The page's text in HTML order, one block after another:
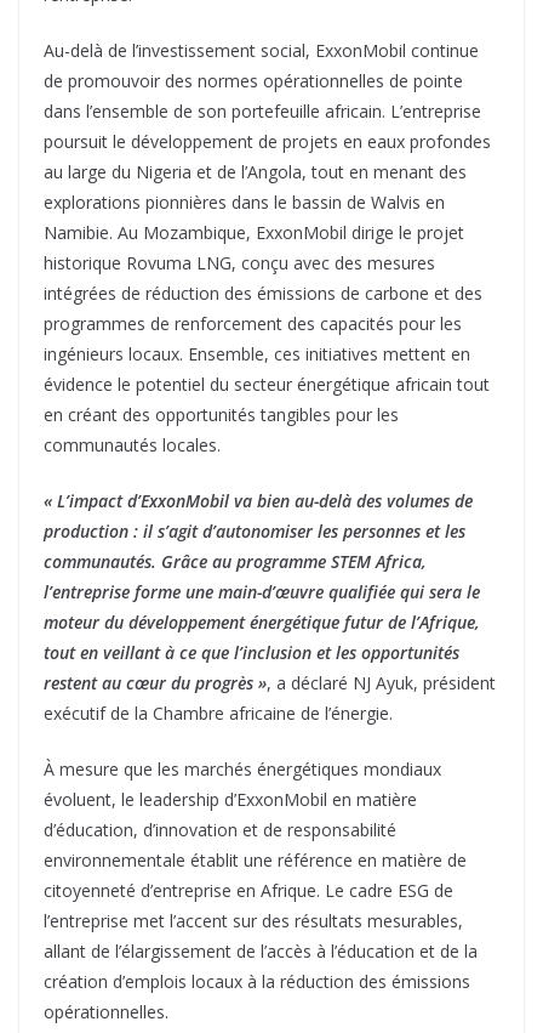
Au-delà de l’investissement social, ExxonMobil continue
de promouvoir des normes opérationnelles de pointe
dans l’ensemble de son portefeuille africain. L’entreprise
poursuit le développement de projets en eaux profondes
au large du Nigeria et de l’Angola, tout en menant des
explorations pionnières dans le bassin de Walvis en
Namibie. Au Mozambique, ExxonMobil dirige le projet
historique Rovuma LNG, conçu avec des mesures
intégrées de réduction des émissions de carbone et des
programmes de renforcement des capacités pour les
ingénieurs locaux. Ensemble, ces initiatives mettent en
évidence le potentiel du secteur énergétique africain tout
en créant des opportunités tangibles pour les
communautés locales.
« L’impact d’ExxonMobil va bien au-delà des volumes de
production : il s’agit d’autonomiser les personnes et les
communautés. Grâce au programme STEM Africa,
l’entreprise forme une main-d’œuvre qualifiée qui sera le
moteur du développement énergétique futur de l’Afrique,
tout en veillant à ce que l’inclusion et les opportunités
restent au cœur du progrès », a déclaré NJ Ayuk, président
exécutif de la Chambre africaine de l’énergie.
À mesure que les marchés énergétiques mondiaux
évoluent, le leadership d’ExxonMobil en matière
d’éducation, d’innovation et de responsabilité
environnementale établit une référence en matière de
citoyenneté d’entreprise en Afrique. Le cadre ESG de
l’entreprise met l’accent sur des résultats mesurables,
allant de l’élargissement de l’accès à l’éducation et de la
création d’emplois locaux à la réduction des émissions
opérationnelles.